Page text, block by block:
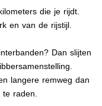
die je rijdt.
en van de rijstijl.
Dan slijten
langere remweg dan
raden.